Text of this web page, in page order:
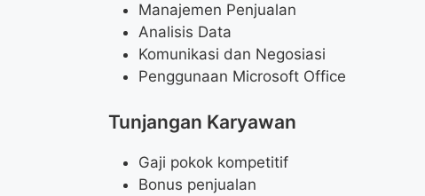
Manajemen Penjualan
Analisis Data
Komunikasi dan Negosiasi
Penggunaan Microsoft Office
Tunjangan Karyawan
Gaji pokok kompetitif
Bonus penjualan